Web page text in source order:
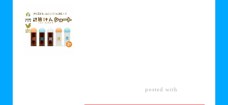
posted with